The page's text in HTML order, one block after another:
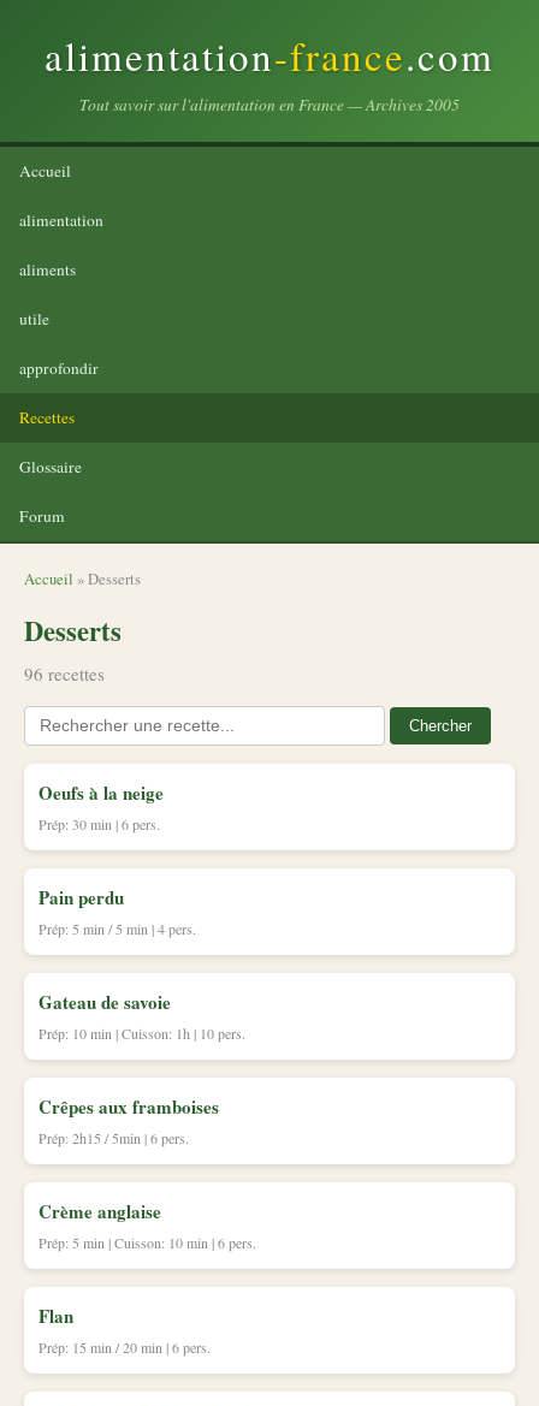
alimentation-france.com
Tout savoir sur l'alimentation en France — Archives 2005
Accueil
alimentation
aliments
utile
approfondir
Recettes
Glossaire
Forum
Accueil » Desserts
Desserts
96 recettes
Chercher
Oeufs à la neige
Prép: 30 min | 6 pers.
Pain perdu
Prép: 5 min / 5 min | 4 pers.
Gateau de savoie
Prép: 10 min | Cuisson: 1h | 10 pers.
Crêpes aux framboises
Prép: 2h15 / 5min | 6 pers.
Crème anglaise
Prép: 5 min | Cuisson: 10 min | 6 pers.
Flan
Prép: 15 min / 20 min | 6 pers.